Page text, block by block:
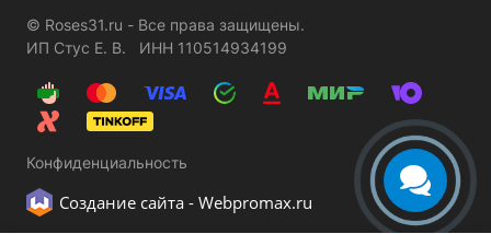
© Roses31.ru - Все права защищены.
ИП Стус Е. В. ИНН 110514934199
Конфиденциальность
Создание сайта - Webpromax.ru